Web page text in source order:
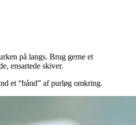
på langs. Brug gerne et
ensartede skiver.
et “bånd” af purløg omkring.